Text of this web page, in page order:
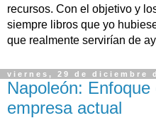
recursos. Con el objetivo y
siempre libros que yo
que realmente servirían de
viernes, 29 de diciembre
Napoleón:
empresa actual